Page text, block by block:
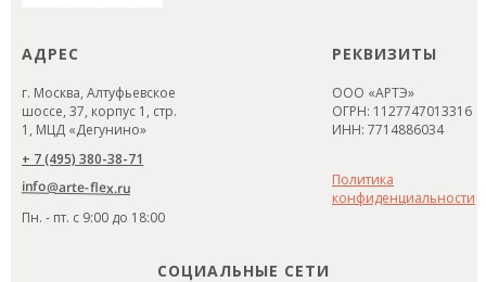
Политика
конфиденциальности
ООО «АРТЭ»
ОГРН: 1127747013316
ИНН: 7714886034
г. Москва, Алтуфьевское
шоссе, 37, корпус 1, стр.
1, МЦД «Дегунино»
info@arte-flex.ru
+ 7 (495) 380-38-71
Пн. - пт. с 9:00 до 18:00
АДРЕС РЕКВИЗИТЫ
СОЦИАЛЬНЫЕ СЕТИ